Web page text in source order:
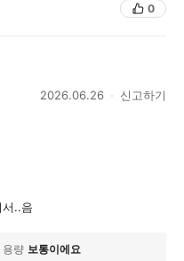
0
2026.06.26 신고하기
..음
용량 보통이에요